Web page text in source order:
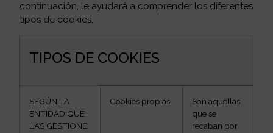
continuación, le ayudará a comprender los diferentes
tipos de cookies:
TIPOS DE COOKIES
SEGÚN LA
ENTIDAD QUE
LAS GESTIONE
Cookies propias
Son aquellas
que se
recaban por